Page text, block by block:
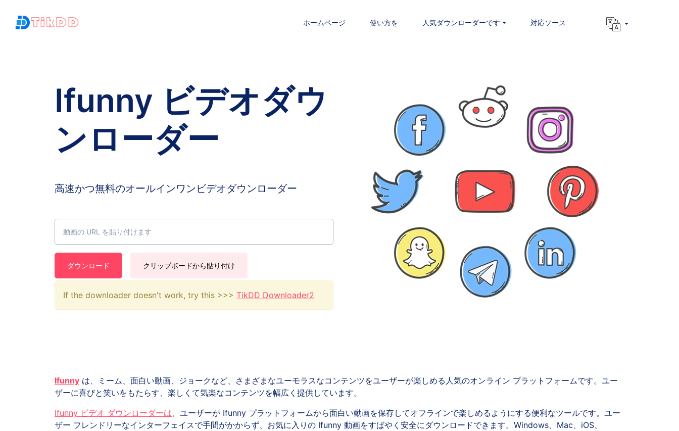
ホームページ 使い方を 人気ダウンローダーです 対応ソース
Ifunny ビデオダウ
ンローダー
高速かつ無料のオールインワンビデオダウンローダー
ダウンロード クリップボードから貼り付け
If the downloader doesn't work, try this >>> TikDD Downloader2
Ifunny は、ミーム、面白い動画、ジョークなど、さまざまなユーモラスなコンテンツをユーザーが楽しめる人気のオンライン プラットフォームです。ユー
ザーに喜びと笑いをもたらす、楽しくて気楽なコンテンツを幅広く提供しています。
Ifunny ビデオ ダウンローダーは 、ユーザーが Ifunny プラットフォームから面白い動画を保存してオフラインで楽しめるようにする便利なツールです。ユー
ザー フレンドリーなインターフェイスで手間がかからず、お気に入りの Ifunny 動画をすばやく安全にダウンロードできます。Windows、Mac、iOS、